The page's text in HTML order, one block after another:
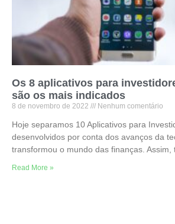
Os 8 aplicativos para
são os mais indicados
8 de novembro de 2022 Nenhum comentário
Hoje separamos 10 Aplicativos para
desenvolvidos por conta dos avanços da
transformou o mundo das finanças.
Read More »